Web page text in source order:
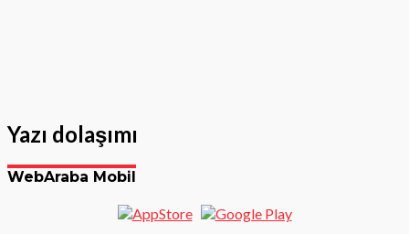
Yazı dolaşımı
WebAraba Mobil